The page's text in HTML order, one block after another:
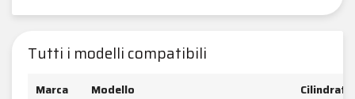
Tutti i modelli compatibili
Marca Modello
Cilindrata